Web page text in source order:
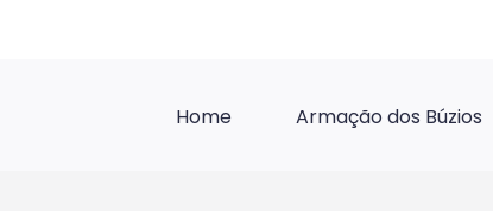
Home Armação dos Búzios